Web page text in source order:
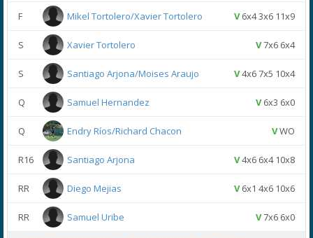
F Mikel Tortolero/Xavier Tortolero V6x4 3x6 11x9
S Xavier Tortolero V7x6 6x4
S Santiago Arjona/Moises Araujo V4x6 7x5 10x4
Q Samuel Hernandez V6x3 6x0
Q Endry Ríos/Richard Chacon VWO
R16 Santiago Arjona V4x6 6x4 10x8
RR Diego Mejias V6x1 4x6 10x6
RR Samuel Uribe V7x6 6x0